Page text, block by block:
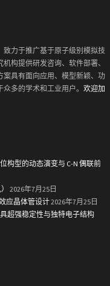
力于推广基于原子级别模拟技
构提供研发咨询、软件部署、
具有面向应用、模型新颖、功
多的学术和工业用户。 欢迎加
构型的动态演变与 C-N 偶联前
2026年7月25日
应晶体管设计2026年7月25日
超强稳定性与独特电子结构